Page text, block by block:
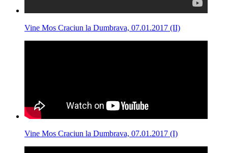
Vine Mos Craciun la Dumbrava, 07.01.2017 (II)
Vine Mos Craciun la Dumbrava, 07.01.2017 (I)